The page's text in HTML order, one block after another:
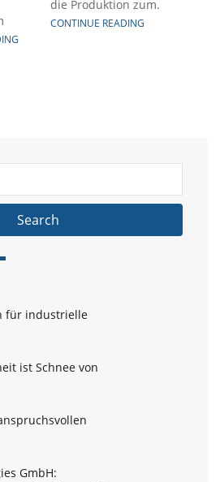
die Produktion zum.
CONTINUE READING
Search
für industrielle
ist Schnee von
GmbH: